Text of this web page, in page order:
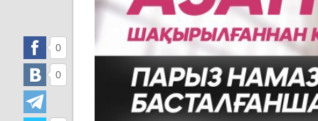
0
0